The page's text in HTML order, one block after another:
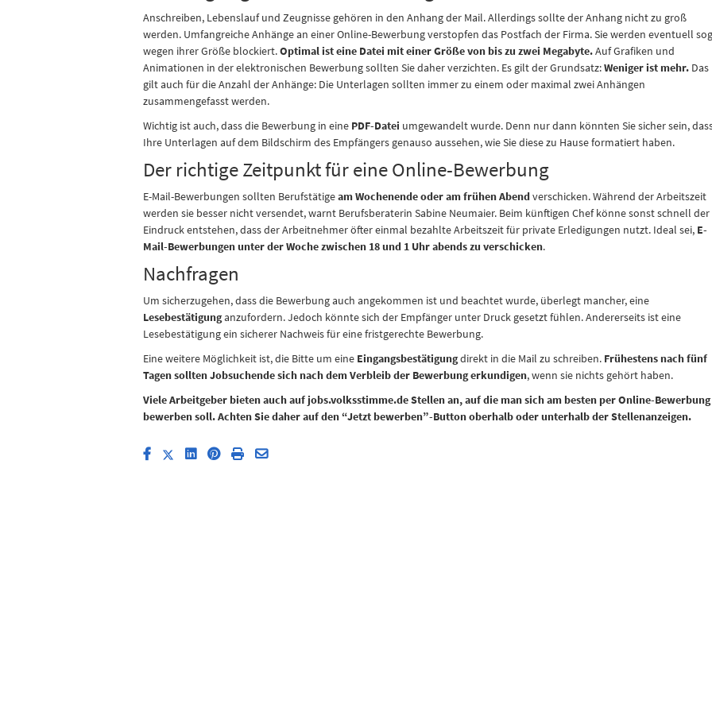
Anschreiben, Lebenslauf und Zeugnisse gehören in den Anhang der Mail. Allerdings sollte der Anhang nicht zu groß
werden. Umfangreiche Anhänge an einer Online-Bewerbung verstopfen das Postfach der Firma. Sie werden eventuell
wegen ihrer Größe blockiert.Optimal ist eine Datei mit einer Größe von bis zu zwei Megabyte.Auf Grafiken und
Animationen in der elektronischen Bewerbung sollten Sie daher verzichten. Es gilt der Grundsatz:Weniger ist mehr. Das
gilt auch für die Anzahl der Anhänge: Die Unterlagen sollten immer zu einem oder maximal zwei Anhängen
zusammengefasst werden.
Wichtig ist auch, dass die Bewerbung in eine PDF-Datei umgewandelt wurde. Denn nur dann könnten Sie sicher sein,
Ihre Unterlagen auf dem Bildschirm des Empfängers genauso aussehen, wie Sie diese zu Hause formatiert haben.
Der richtige Zeitpunkt für eine Online-Bewerbung
E-Mail-Bewerbungen sollten Berufstätigeam Wochenende oder am frühen Abend verschicken. Während der Arbeitszeit
werden sie besser nicht versendet, warnt Berufsberaterin Sabine Neumaier. Beim künftigen Chef könne sonst schnell der
Eindruck entstehen, dass der Arbeitnehmer öfter einmal bezahlte Arbeitszeit für private Erledigungen nutzt. Ideal sei, E-
Mail-Bewerbungen unter der Woche zwischen 18 und 1 Uhr abends zu verschicken.
Nachfragen
Um sicherzugehen, dass die Bewerbung auch angekommen ist und beachtet wurde, überlegt mancher, eine
Lesebestätigunganzufordern. Jedoch könnte sich der Empfänger unter Druck gesetzt fühlen. Andererseits ist eine
Lesebestätigung ein sicherer Nachweis für eine fristgerechte Bewerbung.
Eine weitere Möglichkeit ist, die Bitte um eine Eingangsbestätigungdirekt in die Mail zu schreiben. Frühestens nach fünf
Tagen sollten Jobsuchende sich nach dem Verbleib der Bewerbung erkundigen, wenn sie nichts gehört haben.
Viele Arbeitgeber bieten auch auf jobs.volksstimme.de Stellen an, auf die man sich am besten per Online-Bewerbung
bewerben soll. Achten Sie daher auf den “Jetzt bewerben”-Button oberhalb oder unterhalb der Stellenanzeigen.